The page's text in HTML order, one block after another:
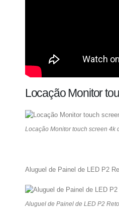
Locação Monitor
Locação Monitor touch screen 4k
Aluguel de Painel de LED P2
Aluguel de Painel de LED P2